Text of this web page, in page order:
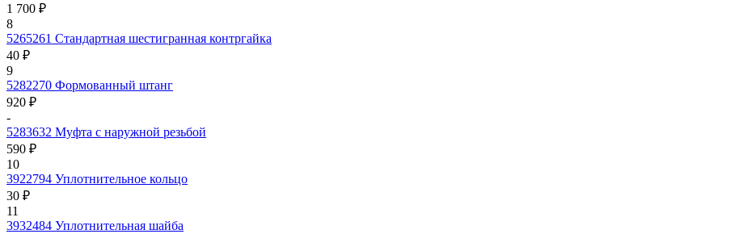
1 700 ₽
8
5265261 Стандартная шестигранная контргайка
40 ₽
9
5282270 Формованный штанг
920 ₽
-
5283632 Муфта с наружной резьбой
590 ₽
10
3922794 Уплотнительное кольцо
30 ₽
11
3932484 Уплотнительная шайба